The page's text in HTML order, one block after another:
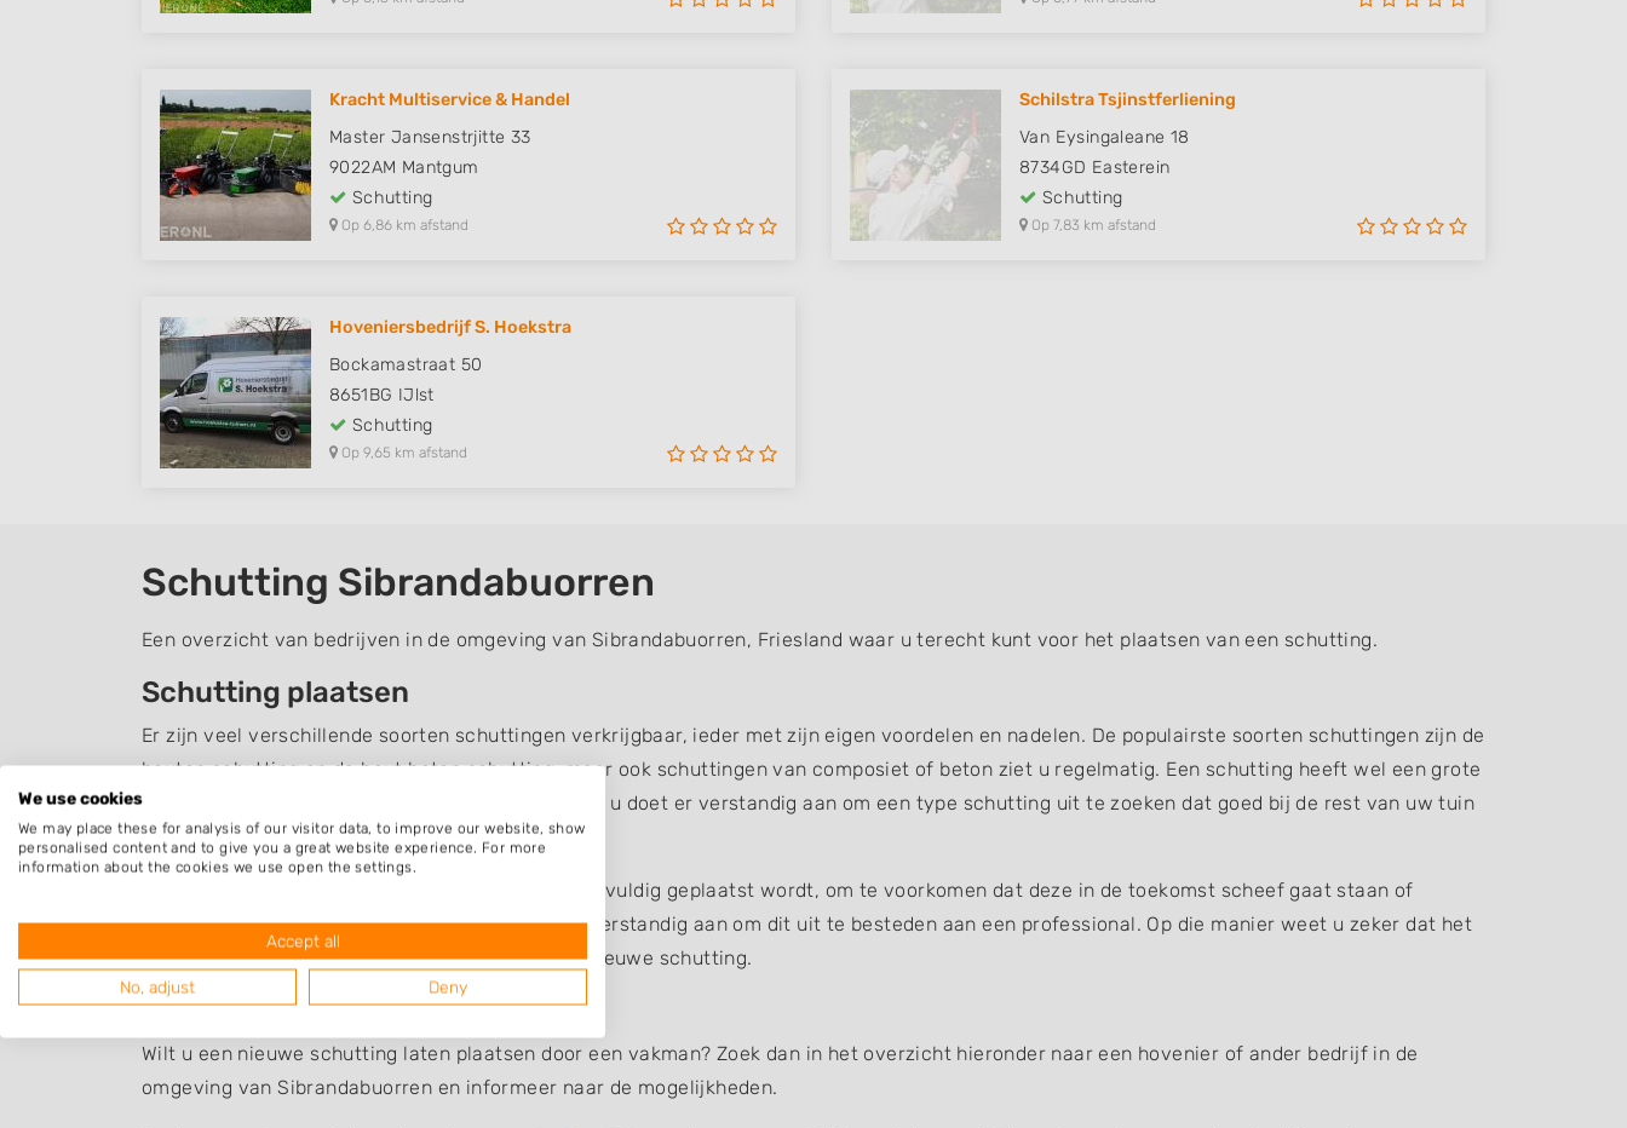
Kracht Multiservice & Handel
Master Jansenstrjitte 33
9022AM Mantgum
Schutting
Op 6,86 km afstand
Schilstra Tsjinstferliening
Van Eysingaleane 18
8734GD Easterein
Schutting
Op 7,83 km afstand
Hoveniersbedrijf S. Hoekstra
Bockamastraat 50
8651BG IJlst
Schutting
Op 9,65 km afstand
Schutting Sibrandabuorren
Een overzicht van bedrijven in de omgeving van Sibrandabuorren, Friesland waar u terecht kunt voor het plaatsen van een schutting.
Schutting plaatsen
Er zijn veel verschillende soorten schuttingen verkrijgbaar, ieder met zijn eigen voordelen en nadelen. De populairste soorten schuttingen zijn de
houten schutting en de hout beton schutting, maar ook schuttingen van composiet of beton ziet u regelmatig. Een schutting heeft wel een grote
invloed op de sfeer en uitstraling van uw tuin, dus u doet er verstandig aan om een type schutting uit te zoeken dat goed bij de rest van uw tuin
past.
Daarnaast is het belangrijk dat een schutting zorgvuldig geplaatst wordt, om te voorkomen dat deze in de toekomst scheef gaat staan of
verzakt. Als u zelf niet zo handig bent, doet u er verstandig aan om dit uit te besteden aan een professional. Op die manier weet u zeker dat het
goed gebeurt en u nog lang plezier hebt van uw nieuwe schutting.
Schutting laten plaatsen
Wilt u een nieuwe schutting laten plaatsen door een vakman? Zoek dan in het overzicht hieronder naar een hovenier of ander bedrijf in de
omgeving van Sibrandabuorren en informeer naar de mogelijkheden.
We use cookies
We may place these for analysis of our visitor data, to improve our website, show
personalised content and to give you a great website experience. For more
information about the cookies we use open the settings.
Accept all
No, adjust Deny